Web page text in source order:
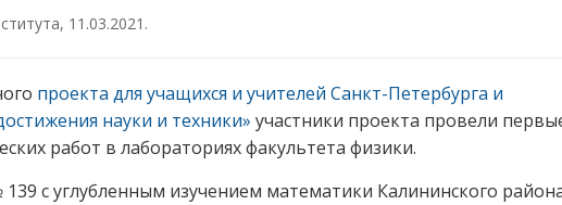
, 11.03.2021 .
проекта для учащихся и учителей Санкт-Петербурга и
науки и техники» участники проекта провели
работ в лабораториях факультета физики.
с углубленным изучением математики Калининского